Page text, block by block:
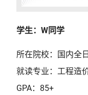
学生：W同学
所在院校：国内全
就读专业：工程造
GPA：85+